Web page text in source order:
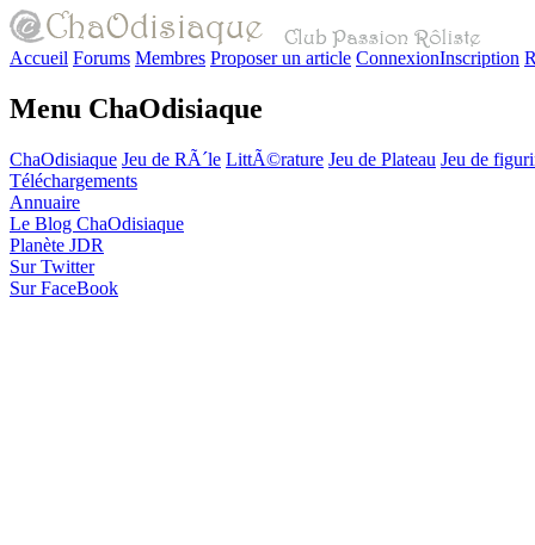
Accueil Forums Membres Proposer un article ConnexionInscription
Menu ChaOdisiaque
ChaOdisiaque Jeu de RÃ´le LittÃ©rature Jeu de Plateau Jeu de
Téléchargements
Annuaire
Le Blog ChaOdisiaque
Planète JDR
Sur Twitter
Sur FaceBook